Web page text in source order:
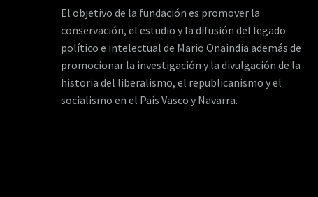
El objetivo de la fundación es promover la
conservación, el estudio y la difusión del legado
político e intelectual de Mario Onaindia además de
promocionar la investigación y la divulgación de la
historia del liberalismo, el republicanismo y el
socialismo en el País Vasco y Navarra.